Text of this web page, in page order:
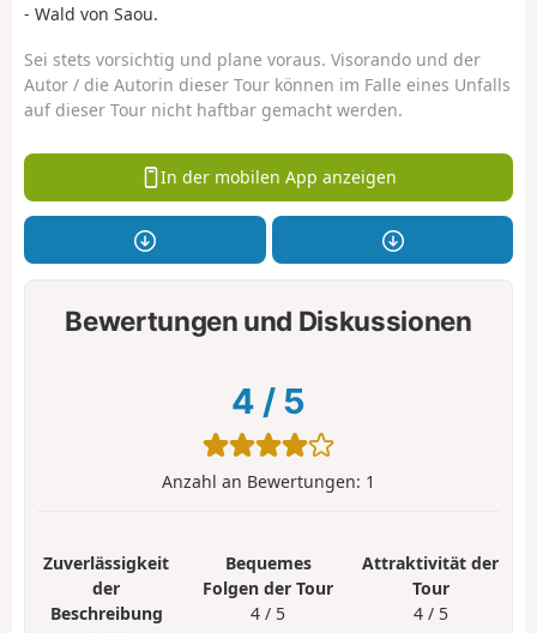
- Wald von Saou.
Sei stets vorsichtig und plane voraus. Visorando und der
Autor / die Autorin dieser Tour können im Falle eines Unfalls
auf dieser Tour nicht haftbar gemacht werden.
In der mobilen App anzeigen
Bewertungen und Diskussionen
4 / 5
Anzahl an Bewertungen: 1
Zuverlässigkeit
der
Beschreibung
Bequemes
Folgen der Tour
4 / 5
Attraktivität der
Tour
4 / 5